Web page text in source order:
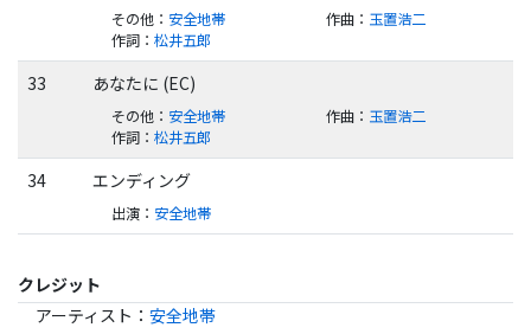
その他： 安全地帯 作曲： 玉置浩二
作詞： 松井五郎
33 あなたに (EC)
その他： 安全地帯 作曲： 玉置浩二
作詞： 松井五郎
34 エンディング
出演： 安全地帯
クレジット
アーティスト ： 安全地帯